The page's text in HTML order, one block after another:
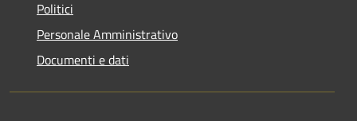
Politici
Personale Amministrativo
Documenti e dati